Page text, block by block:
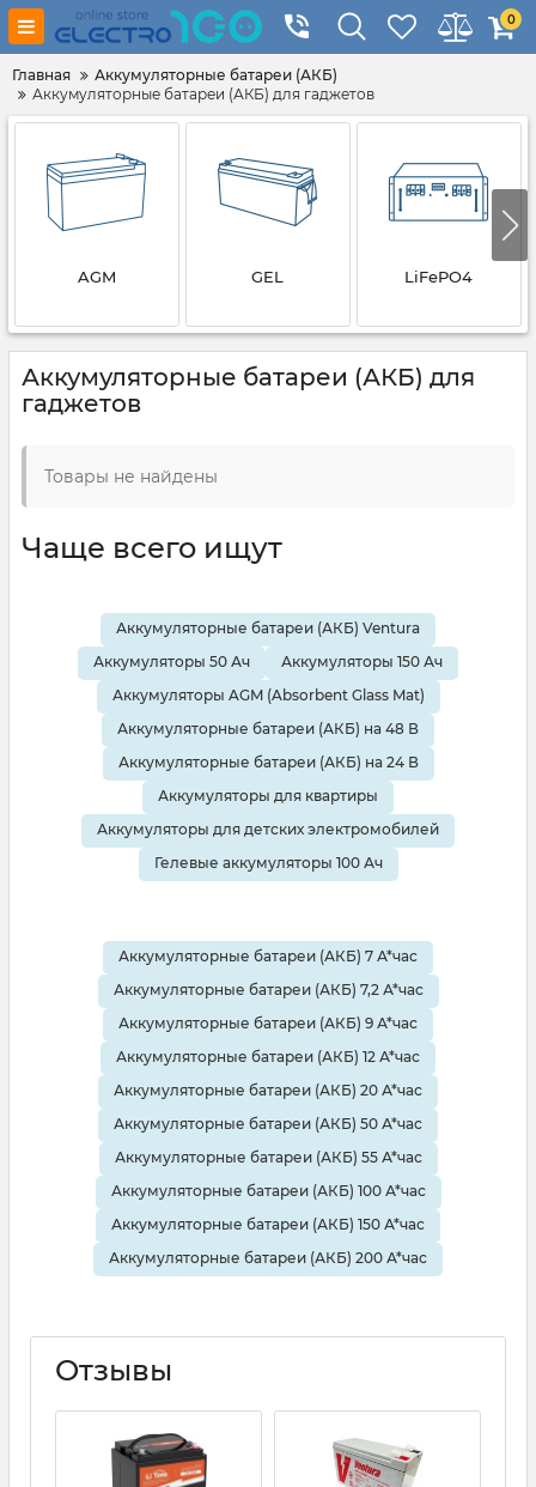
0
Главная
Аккумуляторные батареи (АКБ)
Аккумуляторные батареи (АКБ) для гаджетов
AGM GEL LiFePO4
Аккумуляторные батареи (АКБ) для
гаджетов
Товары не найдены
Чаще всего ищут
Аккумуляторные батареи (АКБ) Ventura
Аккумуляторы 50 Ач
Аккумуляторы 150 Ач
Аккумуляторы AGM (Absorbent Glass Mat)
Аккумуляторные батареи (АКБ) на 48 В
Аккумуляторные батареи (АКБ) на 24 В
Аккумуляторы для квартиры
Аккумуляторы для детских электромобилей
Гелевые аккумуляторы 100 Ач
Аккумуляторные батареи (АКБ) 7 А*час
Аккумуляторные батареи (АКБ) 7,2 А*час
Аккумуляторные батареи (АКБ) 9 А*час
Аккумуляторные батареи (АКБ) 12 А*час
Аккумуляторные батареи (АКБ) 20 А*час
Аккумуляторные батареи (АКБ) 50 А*час
Аккумуляторные батареи (АКБ) 55 А*час
Аккумуляторные батареи (АКБ) 100 А*час
Аккумуляторные батареи (АКБ) 150 А*час
Аккумуляторные батареи (АКБ) 200 А*час
Отзывы